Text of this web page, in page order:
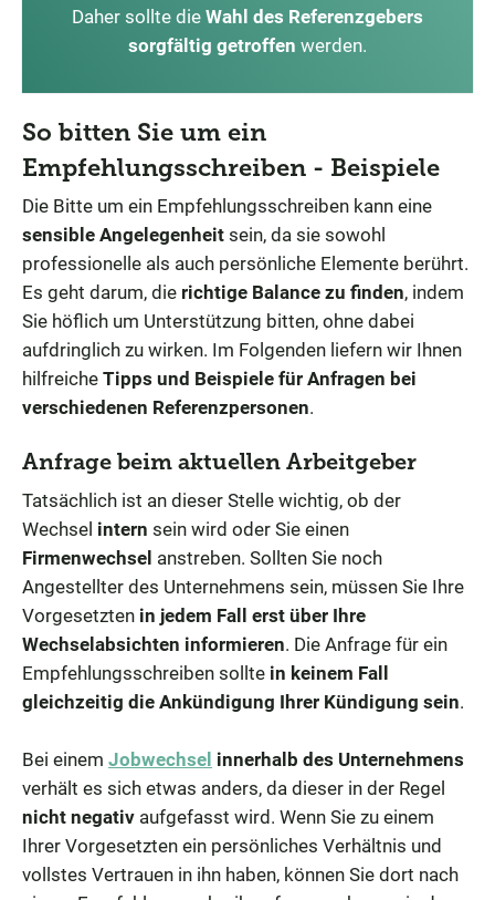
Daher sollte die Wahl des Referenzgebers
sorgfältig getroffen werden.
So bitten Sie um ein
Empfehlungsschreiben - Beispiele
Die Bitte um ein Empfehlungsschreiben kann eine
sensible Angelegenheit sein, da sie sowohl
professionelle als auch persönliche Elemente berührt.
Es geht darum, die richtige Balance zu finden, indem
Sie höflich um Unterstützung bitten, ohne dabei
aufdringlich zu wirken. Im Folgenden liefern wir Ihnen
hilfreiche Tipps und Beispiele für Anfragen bei
verschiedenen Referenzpersonen.
Anfrage beim aktuellen Arbeitgeber
Tatsächlich ist an dieser Stelle wichtig, ob der
Wechsel intern sein wird oder Sie einen
Firmenwechsel anstreben. Sollten Sie noch
Angestellter des Unternehmens sein, müssen Sie Ihre
Vorgesetzten in jedem Fall erst über Ihre
Wechselabsichten informieren. Die Anfrage für ein
Empfehlungsschreiben sollte in keinem Fall
gleichzeitig die Ankündigung Ihrer Kündigung sein.
Bei einem Jobwechsel innerhalb des Unternehmens
verhält es sich etwas anders, da dieser in der Regel
nicht negativ aufgefasst wird. Wenn Sie zu einem
Ihrer Vorgesetzten ein persönliches Verhältnis und
vollstes Vertrauen in ihn haben, können Sie dort nach